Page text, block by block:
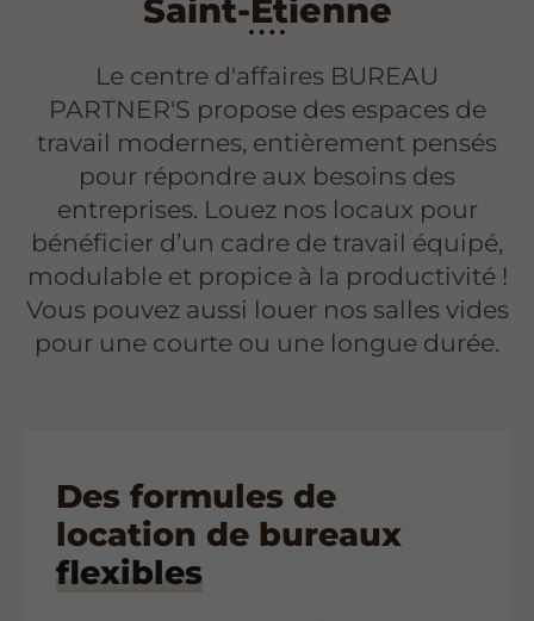
Saint-Etienne
Le centre d'affaires BUREAU
PARTNER'S propose des espaces de
travail modernes, entièrement pensés
pour répondre aux besoins des
entreprises. Louez nos locaux pour
bénéficier d’un cadre de travail équipé,
modulable et propice à la productivité !
Vous pouvez aussi louer nos salles vides
pour une courte ou une longue durée.
Des formules de
location de bureaux
flexibles